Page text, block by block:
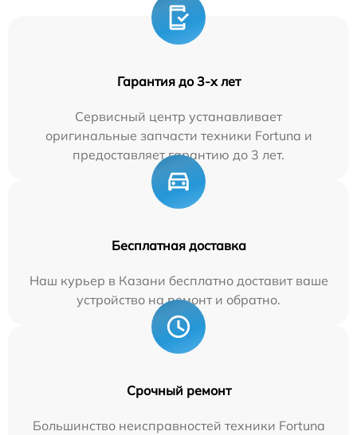
Гарантия до 3-х лет
Сервисный центр устанавливает
оригинальные запчасти техники Fortuna и
предоставляет гарантию до 3 лет.
Бесплатная доставка
Наш курьер в Казани бесплатно доставит ваше
устройство на ремонт и обратно.
Срочный ремонт
Большинство неисправностей техники Fortuna